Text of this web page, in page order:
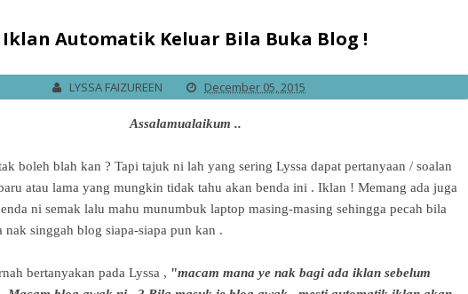
Iklan Automatik Keluar Bila Buka Blog !
LYSSA FAIZUREEN December 05, 2015
Assalamualaikum ..
boleh blah kan ? Tapi tajuk ni lah yang sering Lyssa dapat pertanyaan / soalan
atau lama yang mungkin tidak tahu akan benda ini . Iklan ! Memang ada juga
ni semak lalu mahu munumbuk laptop masing-masing sehingga pecah bila
singgah blog siapa-siapa pun kan .
bertanyakan pada Lyssa , "macam mana ye nak bagi ada iklan sebelum